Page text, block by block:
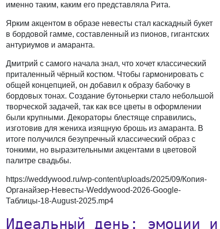
именно таким, каким его представляла Рита.
Ярким акцентом в образе невесты стал каскадный букет
в бордовой гамме, составленный из пионов, гигантских
антуриумов и амаранта.
Дмитрий с самого начала знал, что хочет классический
приталенный чёрный костюм. Чтобы гармонировать с
общей концепцией, он добавил к образу бабочку в
бордовых тонах. Создание бутоньерки стало небольшой
творческой задачей, так как все цветы в оформлении
были крупными. Декораторы блестяще справились,
изготовив для жениха изящную брошь из амаранта. В
итоге получился безупречный классический образ с
тонкими, но выразительными акцентами в цветовой
палитре свадьбы.
https://weddywood.ru/wp-content/uploads/2025/09/Копия-
Органайзер-Невесты-Weddywood-2026-Google-
Таблицы-18-August-2025.mp4
Идеальный день: эмоции и